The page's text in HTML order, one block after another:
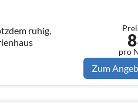
ruhig,
pro
Zum